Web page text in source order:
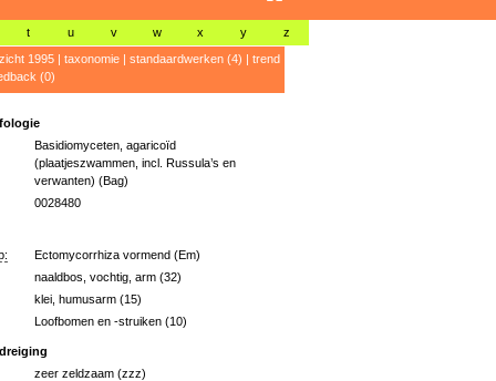
t u v w x y z
1995| taxonomie| standaardwerken (4) | trend
(0)
Basidiomyceten, agaricoïd
(plaatjeszwammen, incl. Russula’s en
verwanten) (Bag)
0028480
Ectomycorrhiza vormend (Em)
naaldbos, vochtig, arm (32)
klei, humusarm (15)
Loofbomen en -struiken (10)
zeer zeldzaam (zzz)